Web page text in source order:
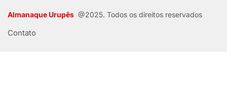
Almanaque Urupês @2025. Todos os direitos reservados
Contato